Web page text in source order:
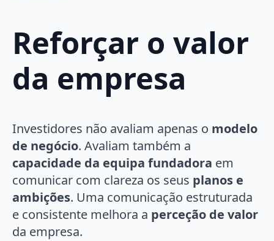
Reforçar o valor
da empresa
Investidores não avaliam apenas o modelo
de negócio. Avaliam também a
capacidade da equipa fundadora em
comunicar com clareza os seus planos e
ambições. Uma comunicação estruturada
e consistente melhora a perceção de valor
da empresa.